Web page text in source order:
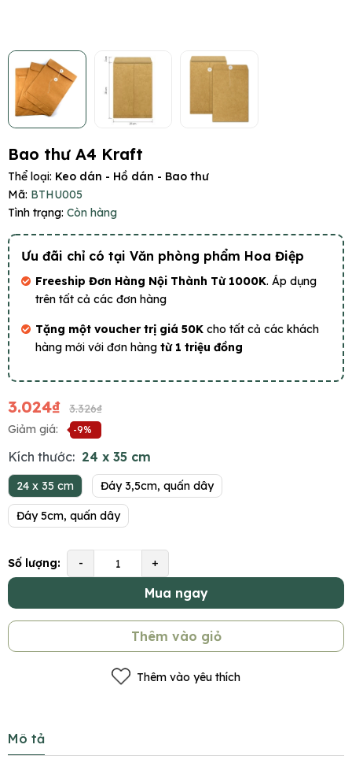
Bao thư A4 Kraft
Thể loại: Keo dán - Hồ dán - Bao thư
Mã: BTHU005
Tình trạng: Còn hàng
Ưu đãi chỉ có tại Văn phòng phẩm Hoa Điệp
Freeship Đơn Hàng Nội Thành Từ 1000K. Áp dụng
trên tất cả các đơn hàng
Tặng một voucher trị giá 50K cho tất cả các khách
hàng mới với đơn hàng từ 1 triệu đồng
3.024₫
3.326₫
Giảm giá:
-9%
Kích thước: 24 x 35 cm
24 x 35 cm Đáy 3,5cm, quấn dây
Đáy 5cm, quấn dây
Số lượng: - +
Mua ngay
Thêm vào giỏ
Thêm vào yêu thích
Mô tả